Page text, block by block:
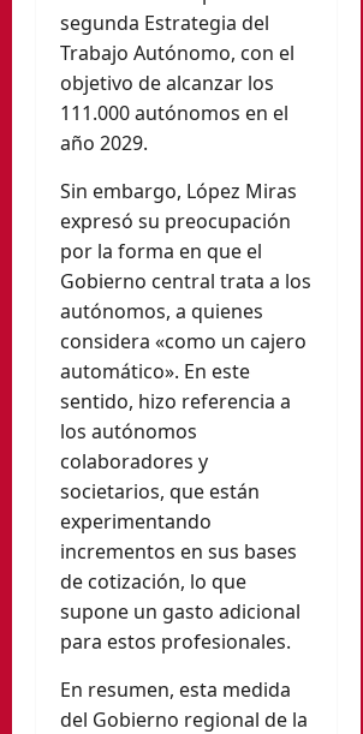
segunda Estrategia del
Trabajo Autónomo, con el
objetivo de alcanzar los
111.000 autónomos en el
año 2029.
Sin embargo, López Miras
expresó su preocupación
por la forma en que el
Gobierno central trata a los
autónomos, a quienes
considera «como un cajero
automático». En este
sentido, hizo referencia a
los autónomos
colaboradores y
societarios, que están
experimentando
incrementos en sus bases
de cotización, lo que
supone un gasto adicional
para estos profesionales.
En resumen, esta medida
del Gobierno regional de la